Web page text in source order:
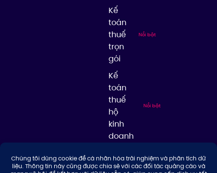
Kế
toán
thuế
trọn
gói
Nổi bật
Kế
toán
thuế
hộ
kinh
doanh
Nổi bật